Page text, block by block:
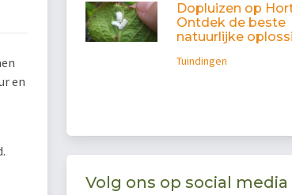
en
Dopluizen op
Ontdek de beste
natuurlijke
Tuindingen
Volg ons op social media